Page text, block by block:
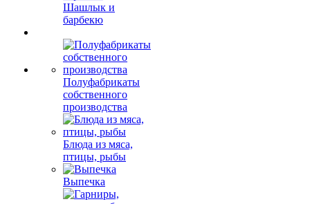
Шашлык и
барбекю
Полуфабрикаты
собственного
производства
Блюда из мяса,
птицы, рыбы
Выпечка